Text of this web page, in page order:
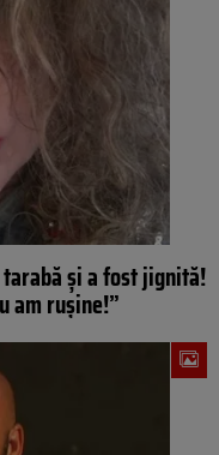
și a fost jignită!
am rușine!”